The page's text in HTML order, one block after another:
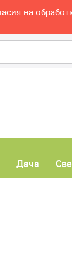
на
Дача